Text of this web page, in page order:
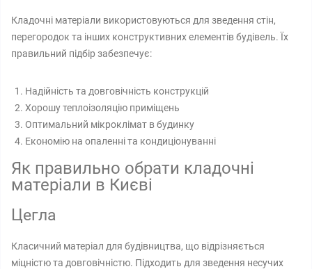
Кладочні матеріали використовуються для зведення стін,
перегородок та інших конструктивних елементів будівель. Їх
правильний підбір забезпечує:
Надійність та довговічність конструкцій
Хорошу теплоізоляцію приміщень
Оптимальний мікроклімат в будинку
Економію на опаленні та кондиціонуванні
Як правильно обрати кладочні
матеріали в Києві
Цегла
Класичний матеріал для будівництва, що відрізняється
міцністю та довговічністю. Підходить для зведення несучих